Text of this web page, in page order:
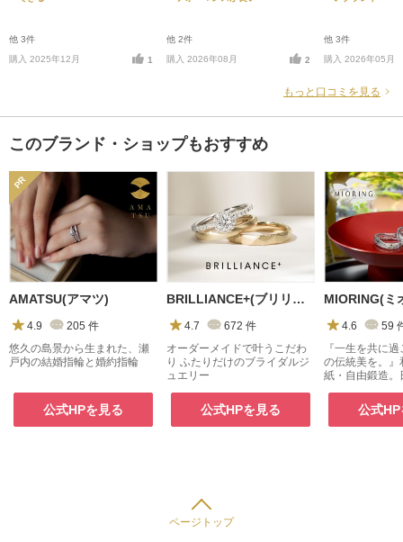
他 3件
購入 2025年12月
1
他 2件
購入 2026年08月
2
他 3件
購入 2026年05月
もっと口コミを見る
このブランド・ショップもおすすめ
AMATSU(アマツ)
4.9 205 件
悠久の島景から生まれた、瀬
戸内の結婚指輪と婚約指輪
公式HPを見る
BRILLIANCE+(ブリリアンスプラス)
4.7 672 件
オーダーメイドで叶うこだわ
り ふたりだけのブライダルジ
ュエリー
公式HPを見る
MIORING(ミ
4.6 59
『一生を共に
の伝統美を。』
紙・自由鍛造。
きます。公式
ページトップ